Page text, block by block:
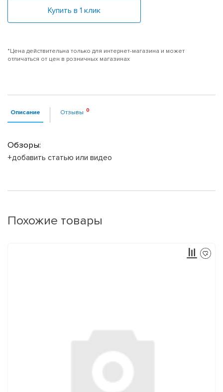
Купить в 1 клик
*Цена действительна только для интернет-магазина и может
отличаться от цен в розничных магазинах
Описание Отзывы
Обзоры:
+добавить статью или видео
Похожие товары